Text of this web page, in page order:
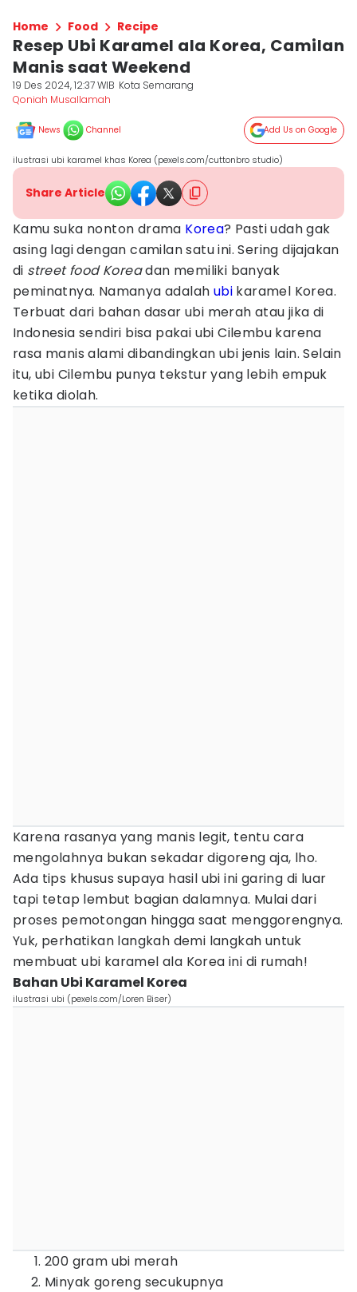
Home Food Recipe
Resep Ubi Karamel ala Korea, Camilan
Manis saat Weekend
19 Des 2024, 12:37 WIB Kota Semarang
Qoniah Musallamah
News Channel Add Us on Google
ilustrasi ubi karamel khas Korea (pexels.com/cuttonbro studio)
Share Article
Kamu suka nonton drama Korea? Pasti udah gak
asing lagi dengan camilan satu ini. Sering dijajakan
di street food Koreadan memiliki banyak
peminatnya. Namanya adalah ubi karamel Korea.
Terbuat dari bahan dasar ubi merah atau jika di
Indonesia sendiri bisa pakai ubi Cilembu karena
rasa manis alami dibandingkan ubi jenis lain. Selain
itu, ubi Cilembu punya tekstur yang lebih empuk
ketika diolah.
Karena rasanya yang manis legit, tentu cara
mengolahnya bukan sekadar digoreng aja, lho.
Ada tips khusus supaya hasil ubi ini garing di luar
tapi tetap lembut bagian dalamnya. Mulai dari
proses pemotongan hingga saat menggorengnya.
Yuk, perhatikan langkah demi langkah untuk
membuat ubi karamel ala Korea ini di rumah!
Bahan Ubi Karamel Korea
ilustrasi ubi (pexels.com/Loren Biser)
200 gram ubi merah
Minyak goreng secukupnya